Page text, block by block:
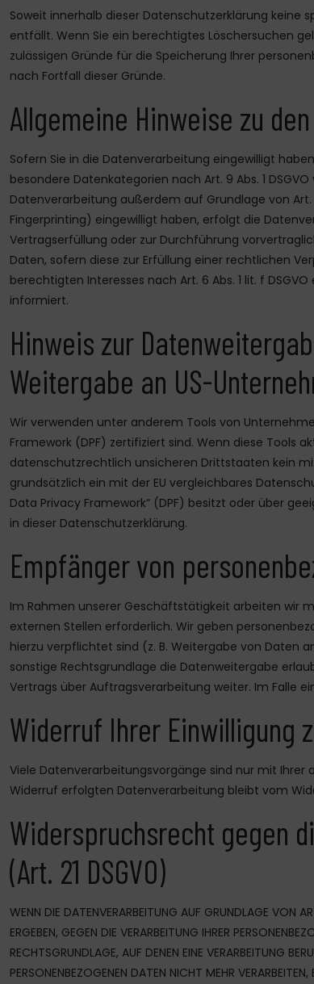
Soweit innerhalb dieser Datenschutzerklärung keine
entfällt. Wenn Sie ein berechtigtes Löschersuchen
zulässigen Gründe für die Speicherung Ihrer
nach Fortfall dieser Gründe.
Allgemeine Hinweise zu
Sofern Sie in die Datenverarbeitung eingewilligt
besondere Datenkategorien nach Art. 9 Abs. 1
Datenverarbeitung außerdem auf Grundlage von Art.
Fingerprinting) eingewilligt haben, erfolgt die
Vertragserfüllung oder zur Durchführung
Daten, sofern diese zur Erfüllung einer rechtlichen
berechtigten Interesses nach Art. 6 Abs. 1 lit. f
informiert.
Hinweis zur
Weitergabe an US-
Wir verwenden unter anderem Tools von
Framework (DPF) zertifiziert sind. Wenn diese Tools
datenschutzrechtlich unsicheren Drittstaaten kein
grundsätzlich ein mit der EU vergleichbares
Data Privacy Framework“ (DPF) besitzt oder über
in dieser Datenschutzerklärung.
Empfänger von
Im Rahmen unserer Geschäftstätigkeit arbeiten wir
externen Stellen erforderlich. Wir geben
hierzu verpflichtet sind (z. B. Weitergabe von Daten
sonstige Rechtsgrundlage die Datenweitergabe
Vertrags über Auftragsverarbeitung weiter. Im Falle
Widerruf Ihrer Einwilligung
Viele Datenverarbeitungsvorgänge sind nur mit Ihrer
Widerruf erfolgten Datenverarbeitung bleibt vom
Widerspruchsrecht gegen
(Art. 21 DSGVO)
WENN DIE DATENVERARBEITUNG AUF GRUNDLAGE VON
ERGEBEN, GEGEN DIE VERARBEITUNG IHRER
RECHTSGRUNDLAGE, AUF DENEN EINE VERARBEITUNG
PERSONENBEZOGENEN DATEN NICHT MEHR